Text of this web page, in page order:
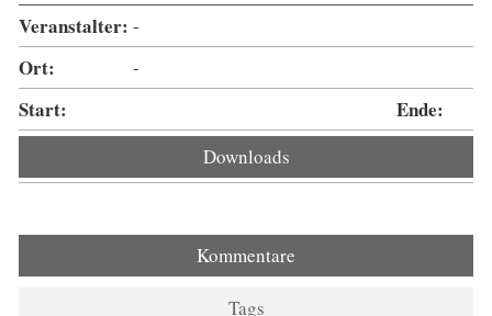
Veranstalter: -
Ort: -
Start: Ende:
Downloads
Kommentare
Tags